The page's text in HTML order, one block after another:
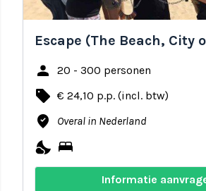
Escape (The Beach, City
person 20 - 300 personen
local_offer € 24,10 p.p. (incl. btw)
where_to_vote Overal in Nederland
nights_stay bed
Informatie